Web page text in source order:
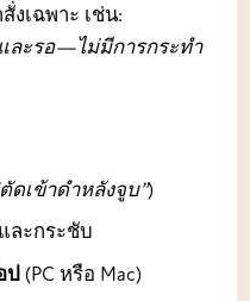
งเฉพาะ เช่น:
ละรอ—ไม่มีการกระทำ
ตัดเข้าดำหลังจูบ”)
ละกระชับ
ป(PC หรือ Mac)